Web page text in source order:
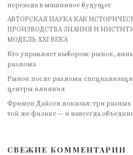
перехода в машинное будущее
АВТОРСКАЯ НАУКА КАК
ПРОИЗВОДСТВА ЗНАНИЯ И
МОДЕЛЬ XXI ВЕКА
Кто управляет выбором: рынок,
разлома
Рынок после разлома:
центры влияния
Фримен Дайсон доказал: три разных
той же физике — и навсегда
СВЕЖИЕ КОММЕНТАРИИ